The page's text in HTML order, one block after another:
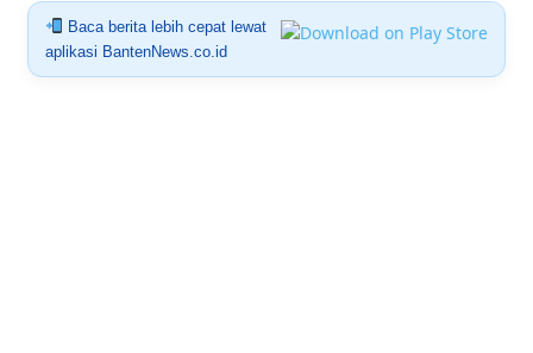
Baca berita lebih cepat lewat
aplikasi BantenNews.co.id